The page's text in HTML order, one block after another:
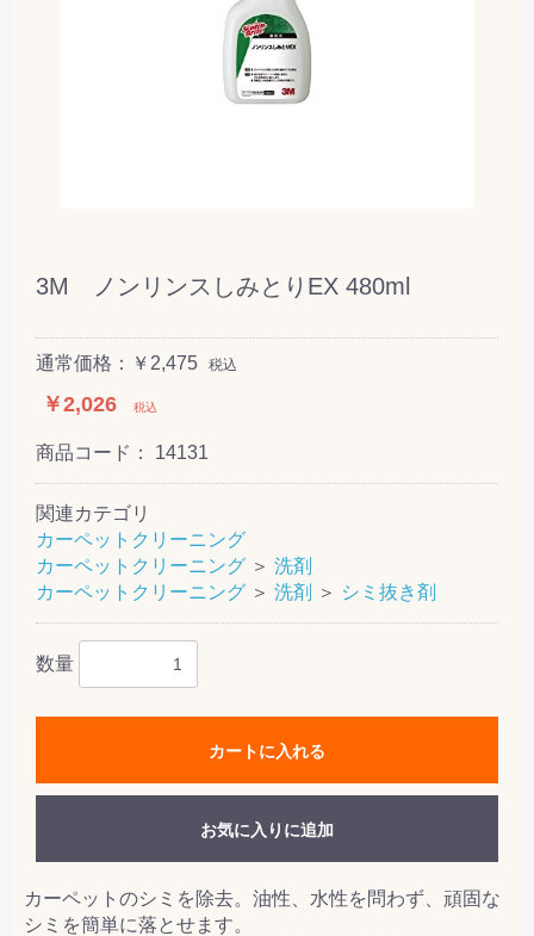
3M ノンリンスしみとりEX 480ml
通常価格：￥2,475 税込
￥2,026 税込
商品コード： 14131
関連カテゴリ
カーペットクリーニング
カーペットクリーニング ＞ 洗剤
カーペットクリーニング ＞ 洗剤 ＞ シミ抜き剤
数量
カートに入れる
お気に入りに追加
カーペットのシミを除去。油性、水性を問わず、頑固な
シミを簡単に落とせます。